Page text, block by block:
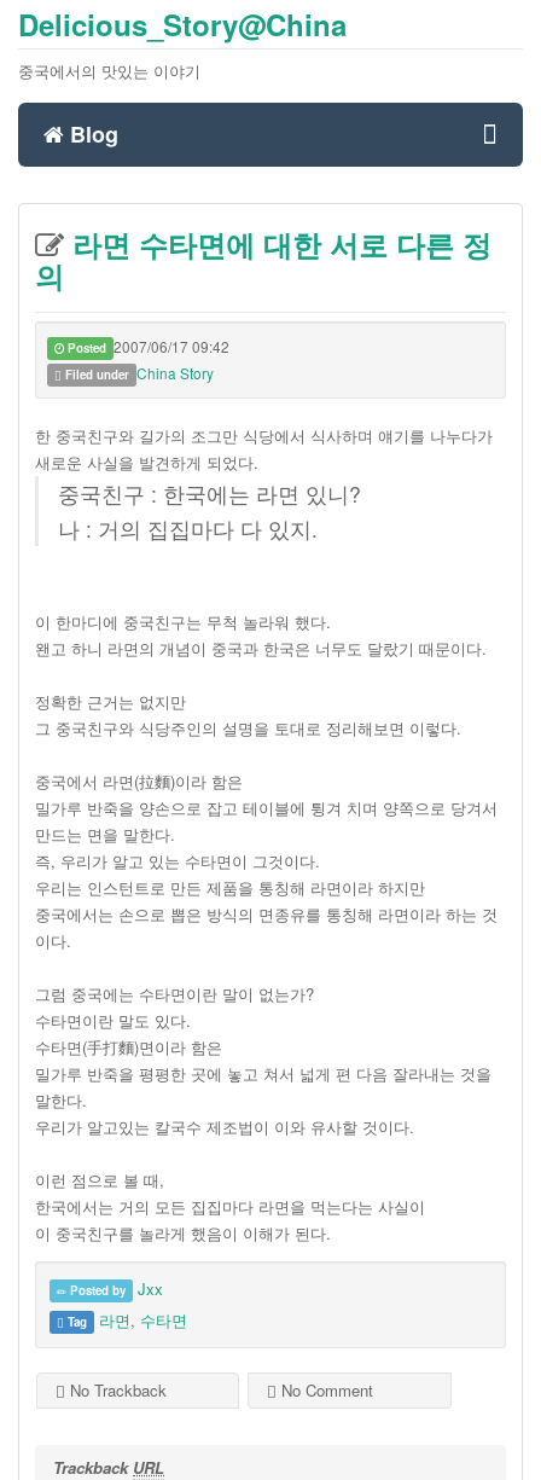
Delicious_Story@China
중국에서의 맛있는 이야기
Blog
라면 수타면에 대한 서로 다른 정
의
Posted 2007/06/17 09:42
Filed under China Story
한 중국친구와 길가의 조그만 식당에서 식사하며 얘기를 나누다가
새로운 사실을 발견하게 되었다.
중국친구 : 한국에는 라면 있니?
나 : 거의 집집마다 다 있지.
이 한마디에 중국친구는 무척 놀라워 했다.
왠고 하니 라면의 개념이 중국과 한국은 너무도 달랐기 때문이다.
정확한 근거는 없지만
그 중국친구와 식당주인의 설명을 토대로 정리해보면 이렇다.
중국에서 라면(拉麵)이라 함은
밀가루 반죽을 양손으로 잡고 테이블에 튕겨 치며 양쪽으로 당겨서
만드는 면을 말한다.
즉, 우리가 알고 있는 수타면이 그것이다.
우리는 인스턴트로 만든 제품을 통칭해 라면이라 하지만
중국에서는 손으로 뽑은 방식의 면종유를 통칭해 라면이라 하는 것
이다.
그럼 중국에는 수타면이란 말이 없는가?
수타면이란 말도 있다.
수타면(手打麵)면이라 함은
밀가루 반죽을 평평한 곳에 놓고 쳐서 넓게 편 다음 잘라내는 것을
말한다.
우리가 알고있는 칼국수 제조법이 이와 유사할 것이다.
이런 점으로 볼 때,
한국에서는 거의 모든 집집마다 라면을 먹는다는 사실이
이 중국친구를 놀라게 했음이 이해가 된다.
Posted by Jxx
Tag 라면, 수타면
No Trackback No Comment
Trackback URL